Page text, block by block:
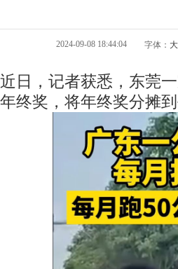
2024-09-08 18:44:04 字体： 大
近日，记者获悉，东莞
年终奖，将年终奖分摊